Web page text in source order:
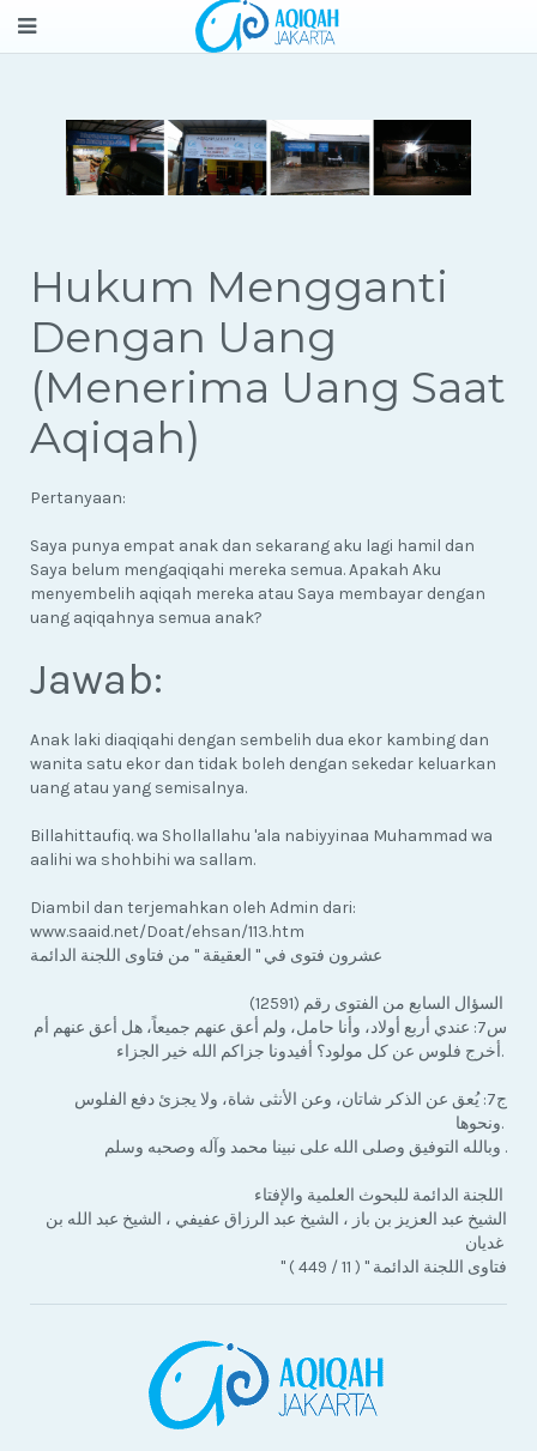
Hukum Mengganti
Dengan Uang
(Menerima Uang Saat
Aqiqah)
Pertanyaan:
Saya punya empat anak dan sekarang aku lagi hamil dan
Saya belum mengaqiqahi mereka semua. Apakah Aku
menyembelih aqiqah mereka atau Saya membayar dengan
uang aqiqahnya semua anak?
Jawab:
Anak laki diaqiqahi dengan sembelih dua ekor kambing dan
wanita satu ekor dan tidak boleh dengan sekedar keluarkan
uang atau yang semisalnya.
Billahittaufiq. wa Shollallahu 'ala nabiyyinaa Muhammad wa
aalihi wa shohbihi wa sallam.
Diambil dan terjemahkan oleh Admin dari:
www.saaid.net/Doat/ehsan/113.htm
عشرون فتوى في " العقيقة " من فتاوى اللجنة الدائمة
س7: عندي أربع أولاد، وأنا حامل، ولم أعق عنهم جميعاً، هل أعق عنهم أم
أخرج فلوس عن كل مولود؟ أفيدونا جزاكم الله خير الجزاء.
ج7: يُعق عن الذكر شاتان، وعن الأنثى شاة، ولا يجزئ دفع الفلوس
ونحوها.
وبالله التوفيق وصلى الله على نبينا محمد وآله وصحبه وسلم .
الشيخ عبد العزيز بن باز ، الشيخ عبد الرزاق عفيفي ، الشيخ عبد الله بن
" فتاوى اللجنة الدائمة " ( 11 / 449 )